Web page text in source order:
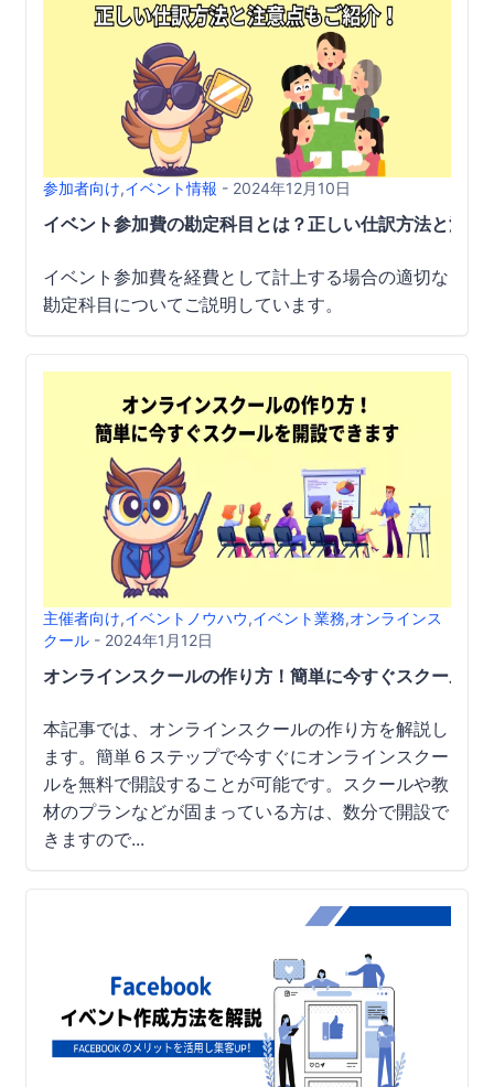
参加者向け,イベント情報 - 2024年12月10日
イベント参加費の勘定科目とは？正しい仕訳方法と注意
イベント参加費を経費として計上する場合の適切な
勘定科目についてご説明しています。
主催者向け,イベントノウハウ,イベント業務,オンラインス
クール - 2024年1月12日
オンラインスクールの作り方！簡単に今すぐスクールを
本記事では、オンラインスクールの作り方を解説し
ます。簡単６ステップで今すぐにオンラインスクー
ルを無料で開設することが可能です。スクールや教
材のプランなどが固まっている方は、数分で開設で
きますので...